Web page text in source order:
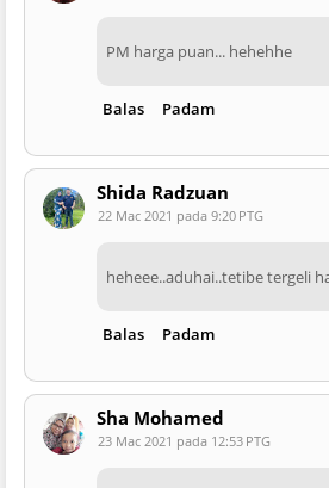
PM harga puan... hehehhe
Balas Padam
Shida Radzuan
22 Mac 2021 pada 9:20 PTG
heheee..aduhai..tetibe tergeli
Balas Padam
Sha Mohamed
23 Mac 2021 pada 12:53 PTG